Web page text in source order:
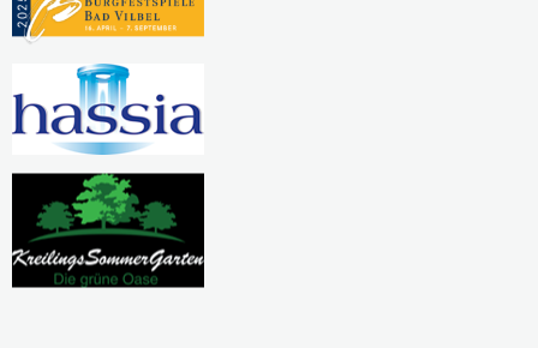
Pausierende Projekte
Kreativwerkstatt
Nadel und Faden